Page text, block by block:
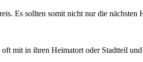
Es sollten somit nicht nur die
mit in ihren Heimatort oder Stadtteil